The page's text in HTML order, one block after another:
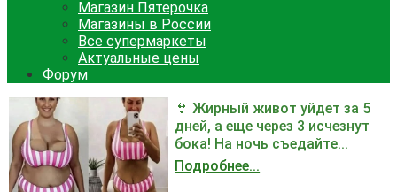
Магазин Пятерочка
Магазины в России
Все супермаркеты
Актуальные цены
Форум
👙 Жирный живот уйдет за 5
дней, а еще через 3 исчезнут
бока! На ночь съедайте...
Подробнее...